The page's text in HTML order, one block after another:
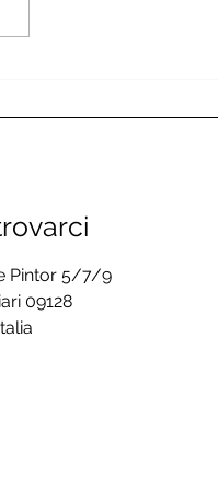
MDS – Mastro
Pintor 5/7/9
09128